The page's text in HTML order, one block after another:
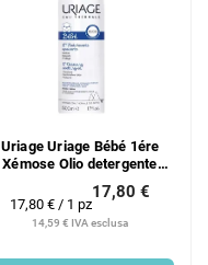
Uriage Uriage Bébé 1ére
Xémose Olio detergente
14,59 € IVA esclusa
17,80 €
Prezzo
della
17,80 € / 1 pz